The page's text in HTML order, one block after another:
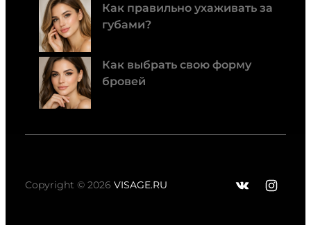
Как правильно ухаживать за
губами?
Как выбрать свою форму
бровей
Copyright © 2026 VISAGE.RU